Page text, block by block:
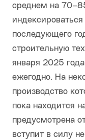
среднем на
последующего
строительную
января 2025
ежегодно. На
производство
пока находится
предусмотрена
вступит в силу